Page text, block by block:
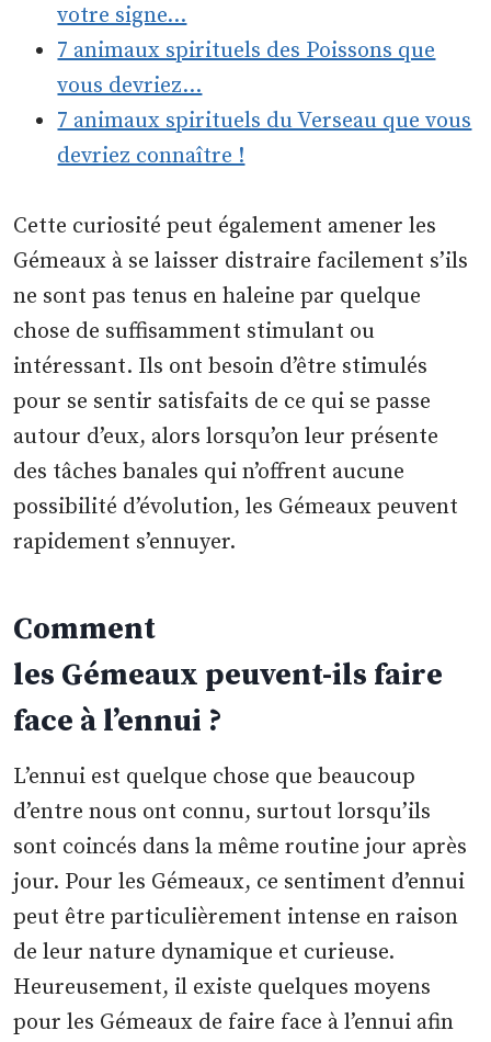
votre signe…
7 animaux spirituels des Poissons que
vous devriez…
7 animaux spirituels du Verseau que vous
devriez connaître !
Cette curiosité peut également amener les
Gémeaux à se laisser distraire facilement s’ils
ne sont pas tenus en haleine par quelque
chose de suffisamment stimulant ou
intéressant. Ils ont besoin d’être stimulés
pour se sentir satisfaits de ce qui se passe
autour d’eux, alors lorsqu’on leur présente
des tâches banales qui n’offrent aucune
possibilité d’évolution, les Gémeaux peuvent
rapidement s’ennuyer.
Comment
les Gémeaux peuvent-ils faire
face à l’ennui ?
L’ennui est quelque chose que beaucoup
d’entre nous ont connu, surtout lorsqu’ils
sont coincés dans la même routine jour après
jour. Pour les Gémeaux, ce sentiment d’ennui
peut être particulièrement intense en raison
de leur nature dynamique et curieuse.
Heureusement, il existe quelques moyens
pour les Gémeaux de faire face à l’ennui afin